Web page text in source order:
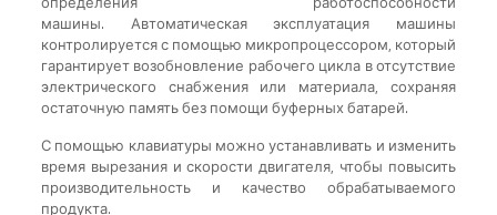
машины. Автоматическая эксплуатация машины
контролируется с помощью микропроцессором, который
гарантирует возобновление рабочего цикла в отсутствие
электрического снабжения или материала, сохраняя
остаточную память без помощи буферных батарей.
С помощью клавиатуры можно устанавливать и изменить
время вырезания и скорости двигателя, чтобы повысить
производительность и качество обрабатываемого
продукта.